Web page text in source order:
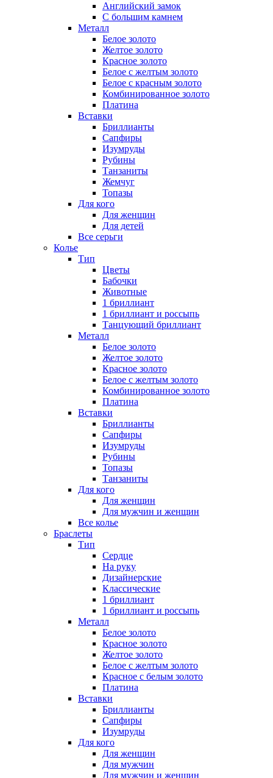
Английский замок
С большим камнем
Металл
Белое золото
Желтое золото
Красное золото
Белое с желтым золото
Белое с красным золото
Комбинированное золото
Платина
Вставки
Бриллианты
Сапфиры
Изумруды
Рубины
Танзаниты
Жемчуг
Топазы
Для кого
Для женщин
Для детей
Все серьги
Колье
Тип
Цветы
Бабочки
Животные
1 бриллиант
1 бриллиант и россыпь
Танцующий бриллиант
Металл
Белое золото
Желтое золото
Красное золото
Белое с желтым золото
Комбинированное золото
Платина
Вставки
Бриллианты
Сапфиры
Изумруды
Рубины
Топазы
Танзаниты
Для кого
Для женщин
Для мужчин и женщин
Все колье
Браслеты
Тип
Сердце
На руку
Дизайнерские
Классические
1 бриллиант
1 бриллиант и россыпь
Металл
Белое золото
Красное золото
Желтое золото
Белое с желтым золото
Красное с белым золото
Платина
Вставки
Бриллианты
Сапфиры
Изумруды
Для кого
Для женщин
Для мужчин
Для мужчин и женщин